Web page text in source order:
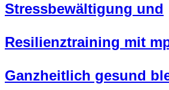
Stressbewältigung und
Resilienztraining mit
Ganzheitlich gesund